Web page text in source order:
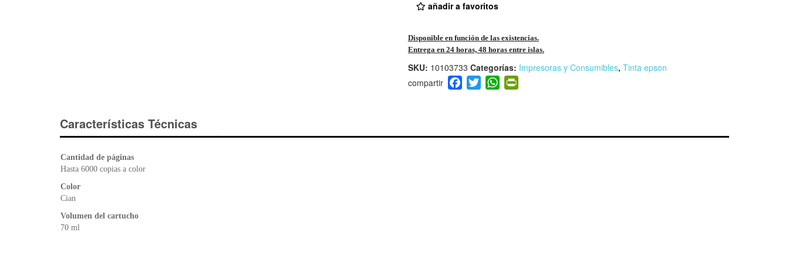
añadir a favoritos
Disponible en función de las existencias.
Entrega en 24 horas, 48 horas entre islas.
SKU: 10103733 Categorías: Impresoras y Consumibles, Tinta epson
F
a
b
T
wi
W
h
A
Pr
in
e
Características Técnicas
Cantidad de páginas
Hasta 6000 copias a color
Color
Cian
Volumen del cartucho
70 ml